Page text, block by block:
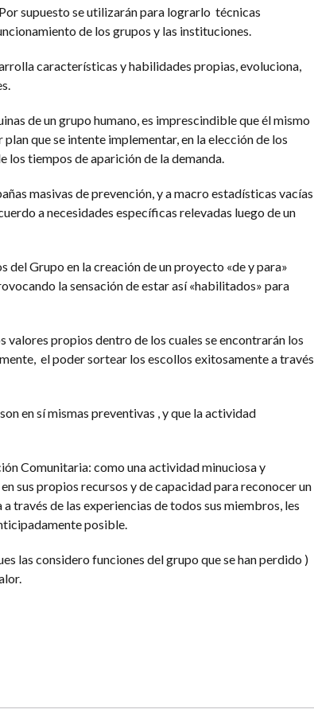
supuesto se utilizarán para lograrlo técnicas
de los grupos y las instituciones.
características y habilidades propias, evoluciona,
de un grupo humano, es imprescindible que él mismo
que se intente implementar, en la elección de los
los tiempos de aparición de la demanda.
masivas de prevención, y a macro estadísticas vacías
a necesidades específicas relevadas luego de un
Grupo en la creación de un proyecto «de y para»
la sensación de estar así «habilitados» para
valores propios dentro de los cuales se encontrarán los
el poder sortear los escollos exitosamente a través
en sí mismas preventivas , y que la actividad
Comunitaria: como una actividad minuciosa y
sus propios recursos y de capacidad para reconocer un
través de las experiencias de todos sus miembros, les
posible.
las considero funciones del grupo que se han perdido )